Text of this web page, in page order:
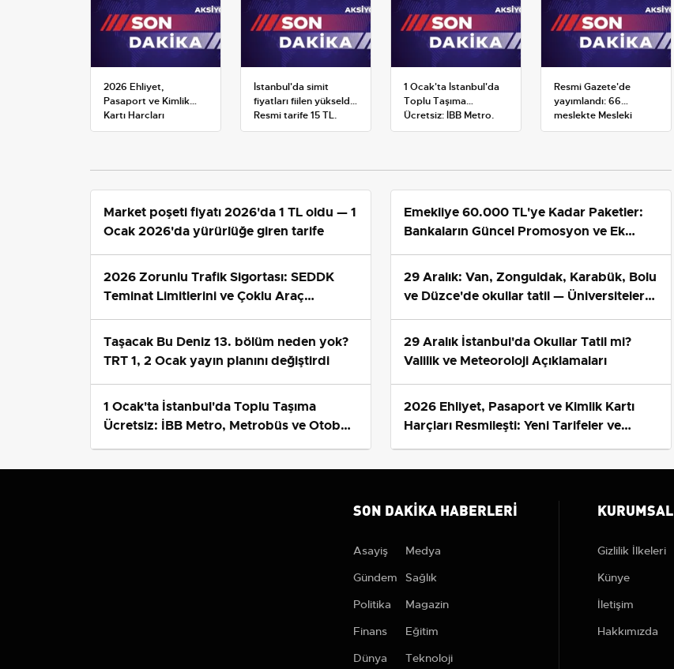
2026 Ehliyet,
Pasaport ve Kimlik
Kartı Harçları
Resmileşti: Yeni
İstanbul'da simit
fiyatları fiilen yükseldi:
Resmi tarife 15 TL,
satışlar 20-25 TL'ye
1 Ocak'ta İstanbul'da
Toplu Taşıma
Ücretsiz: İBB Metro,
Metrobüs ve Otobüs
Resmi Gazete'de
yayımlandı: 66
meslekte Mesleki
Yeterlilik Belgesi
Market poşeti fiyatı 2026'da 1 TL oldu — 1
Ocak 2026'da yürürlüğe giren tarife
2026 Zorunlu Trafik Sigortası: SEDDK
Teminat Limitlerini ve Çoklu Araç
Taşacak Bu Deniz 13. bölüm neden yok?
TRT 1, 2 Ocak yayın planını değiştirdi
1 Ocak'ta İstanbul'da Toplu Taşıma
Ücretsiz: İBB Metro, Metrobüs ve Otobüs
Emekliye 60.000 TL'ye Kadar Paketler:
Bankaların Güncel Promosyon ve Ek
29 Aralık: Van, Zonguldak, Karabük, Bolu
ve Düzce'de okullar tatil — Üniversiteler
29 Aralık İstanbul'da Okullar Tatil mi?
Valilik ve Meteoroloji Açıklamaları
2026 Ehliyet, Pasaport ve Kimlik Kartı
Harçları Resmileşti: Yeni Tarifeler ve
SON DAKIKA HABERLERI
Asayiş
Gündem
Politika
Finans
Dünya
Medya
Sağlık
Magazin
Eğitim
Teknoloji
KURUMSAL
Gizlilik İlkeleri
Künye
İletişim
Hakkımızda